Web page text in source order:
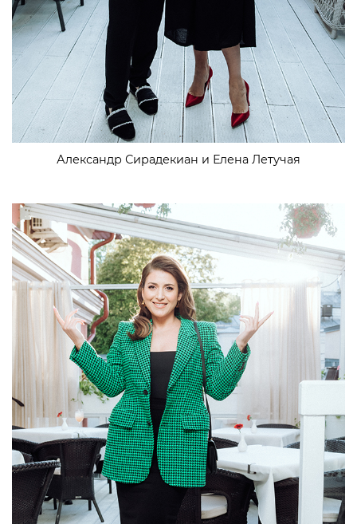
Александр Сирадекиан и Елена Летучая